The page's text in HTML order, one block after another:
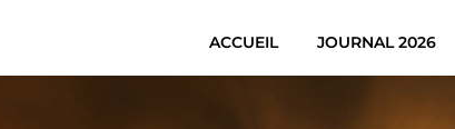
ACCUEIL JOURNAL 2026